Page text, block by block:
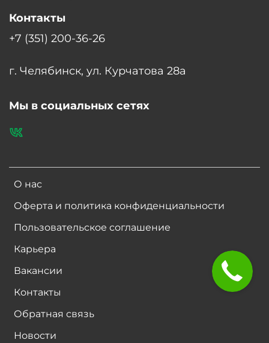
О нас
Оферта и политика конфиденциальности
Пользовательское соглашение
Карьера
Вакансии
Контакты
Обратная связь
Новости
Контакты
+7 (351) 200-36-26
г. Челябинск, ул. Курчатова 28а
Мы в социальных сетях